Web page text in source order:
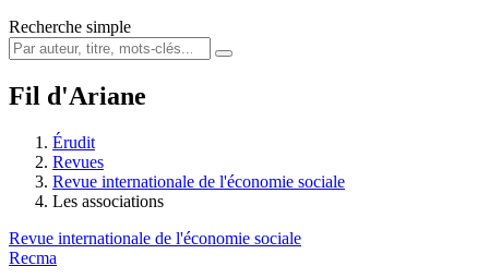
Recherche simple
Fil d'Ariane
Érudit
Revues
Revue internationale de l'économie sociale
Les associations
Revue internationale de l'économie sociale
Recma